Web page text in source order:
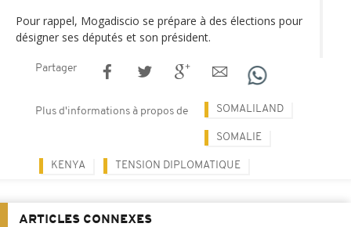
Pour rappel, Mogadiscio se prépare à des élections pour
désigner ses députés et son président.
Partager
Plus d'informations à propos de SOMALILAND
SOMALIE
KENYA TENSION DIPLOMATIQUE
ARTICLES CONNEXES